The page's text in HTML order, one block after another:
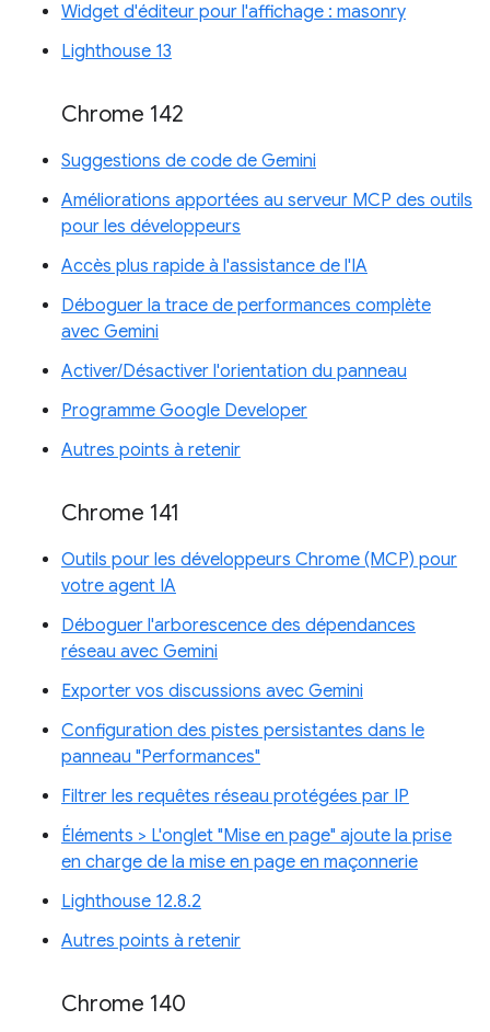
Widget d'éditeur pour l'affichage : masonry
Lighthouse 13
Chrome 142
Suggestions de code de Gemini
Améliorations apportées au serveur MCP des outils
pour les développeurs
Accès plus rapide à l'assistance de l'IA
Déboguer la trace de performances complète
avec Gemini
Activer/Désactiver l'orientation du panneau
Programme Google Developer
Autres points à retenir
Chrome 141
Outils pour les développeurs Chrome (MCP) pour
votre agent IA
Déboguer l'arborescence des dépendances
réseau avec Gemini
Exporter vos discussions avec Gemini
Configuration des pistes persistantes dans le
panneau "Performances"
Filtrer les requêtes réseau protégées par IP
Éléments > L'onglet "Mise en page" ajoute la prise
en charge de la mise en page en maçonnerie
Lighthouse 12.8.2
Autres points à retenir
Chrome 140